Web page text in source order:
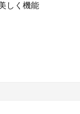
しく機能